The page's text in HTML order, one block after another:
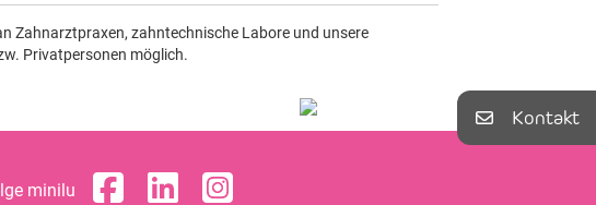
Kontakt
Zahnarztpraxen, zahntechnische Labore und unsere
Privatpersonen möglich.
minilu